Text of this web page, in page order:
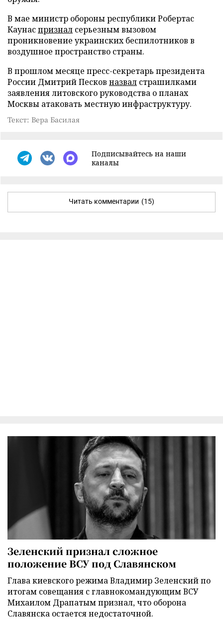
В мае министр обороны республики Робертас
Каунаспризнал серьезным вызовом
проникновение украинских беспилотников в
воздушное пространство страны.
В прошлом месяце пресс-секретарь президента
России Дмитрий Песков назвал страшилками
заявления литовского руководства о планах
Москвы атаковать местную инфраструктуру.
Текст: Вера Басилая
Подписывайтесь на наши
каналы
Читать комментарии (15)
Зеленский признал сложное
положение ВСУ под Славянском
Глава киевского режима Владимир Зеленский по
итогам совещания с главнокомандующим ВСУ
Михаилом Драпатым признал, что оборона
Славянска остается недостаточной.